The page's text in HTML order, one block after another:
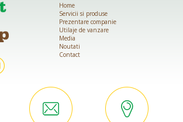
Home
Servicii si produse
Prezentare companie
Utilaje de vanzare
Media
Noutati
Contact